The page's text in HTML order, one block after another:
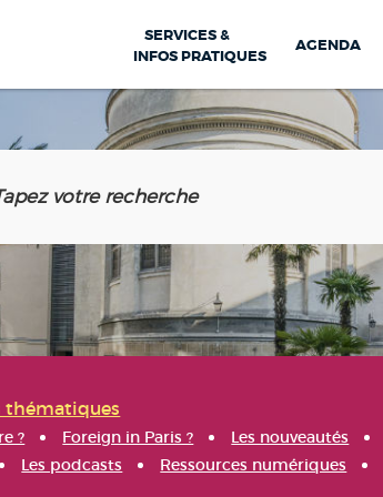
SERVICES &
INFOS PRATIQUES
AGENDA
thématiques
? Foreign in Paris ? Les nouveautés
Les podcasts Ressources numériques